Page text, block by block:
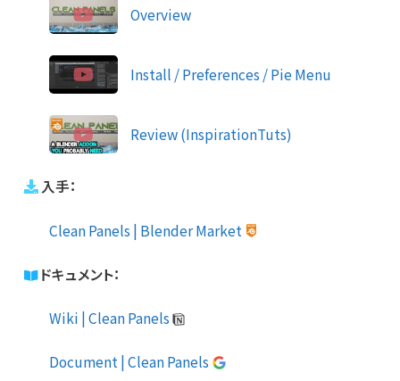
Overview
Install / Preferences / Pie Menu
Review (InspirationTuts)
入手：
Clean Panels | Blender Market
ドキュメント：
Wiki | Clean Panels
Document | Clean Panels